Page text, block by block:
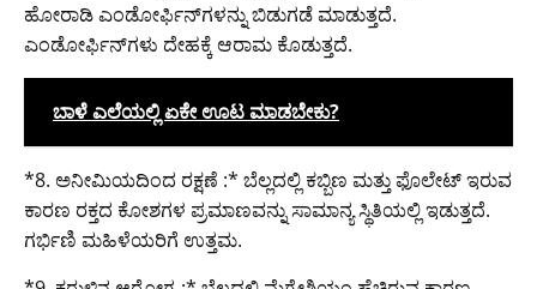
ಹೋರಾಡಿ ಎಂಡೋರ್ಫಿನ್‌ಗಳನ್ನು ಬಿಡುಗಡೆ ಮಾಡುತ್ತದೆ.
ಎಂಡೋರ್ಫಿನ್‌ಗಳು ದೇಹಕ್ಕೆ ಆರಾಮ ಕೊಡುತ್ತದೆ.
ಬಾಳೆ ಎಲೆಯಲ್ಲಿ ಏಕೇ ಊಟ ಮಾಡಬೇಕು?
*8. ಅನೀಮಿಯದಿಂದ ರಕ್ಷಣೆ :* ಬೆಲ್ಲದಲ್ಲಿ ಕಬ್ಬಿಣ ಮತ್ತು ಫೊಲೇಟ್ ಇರುವ
ಕಾರಣ ರಕ್ತದ ಕೋಶಗಳ ಪ್ರಮಾಣವನ್ನು ಸಾಮಾನ್ಯ ಸ್ಥಿತಿಯಲ್ಲಿ ಇಡುತ್ತದೆ.
ಗರ್ಭಿಣಿ ಮಹಿಳೆಯರಿಗೆ ಉತ್ತಮ.